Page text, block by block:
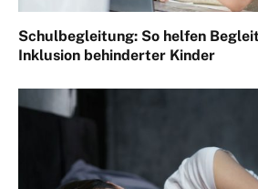
Schulbegleitung: So helfen
Inklusion behinderter Kinder